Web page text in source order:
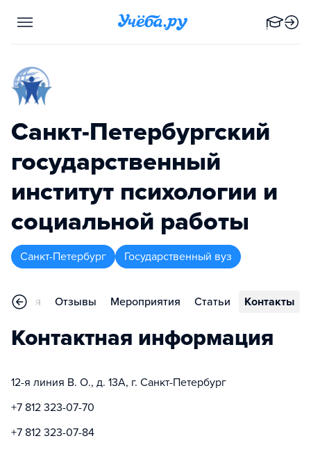
Санкт-Петербургский
государственный
институт психологии и
социальной работы
Санкт-Петербург Государственный вуз
Отзывы Мероприятия Статьи Контакты
Контактная информация
12-я линия В. О., д. 13А, г. Санкт-Петербург
+7 812 323-07-70
+7 812 323-07-84